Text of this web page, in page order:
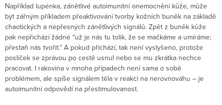
Například lupénka, zánětlivé autoimunitní onemocnění kůže, může
být zářným příkladem přeaktivování tvorby kožních buněk na základě
chaotických a nepřesných zánětlivých signálů. Zpět z buněk kůže
pak nepřichází žádné “už je nás tu tolik, že se mačkáme a umíráme;
přestaň nás tvořit.” A pokud přichází, tak není vyslyšeno, protože
poslíček se zprávou po cestě usnul nebo se mu zkrátka nechce
pracovat. I rakovina v mnoha případech není sama o sobě
problémem, ale spíše signálem těla v reakci na nerovnováhu – je
autoimunitní odpovědí na přestimulovanost.